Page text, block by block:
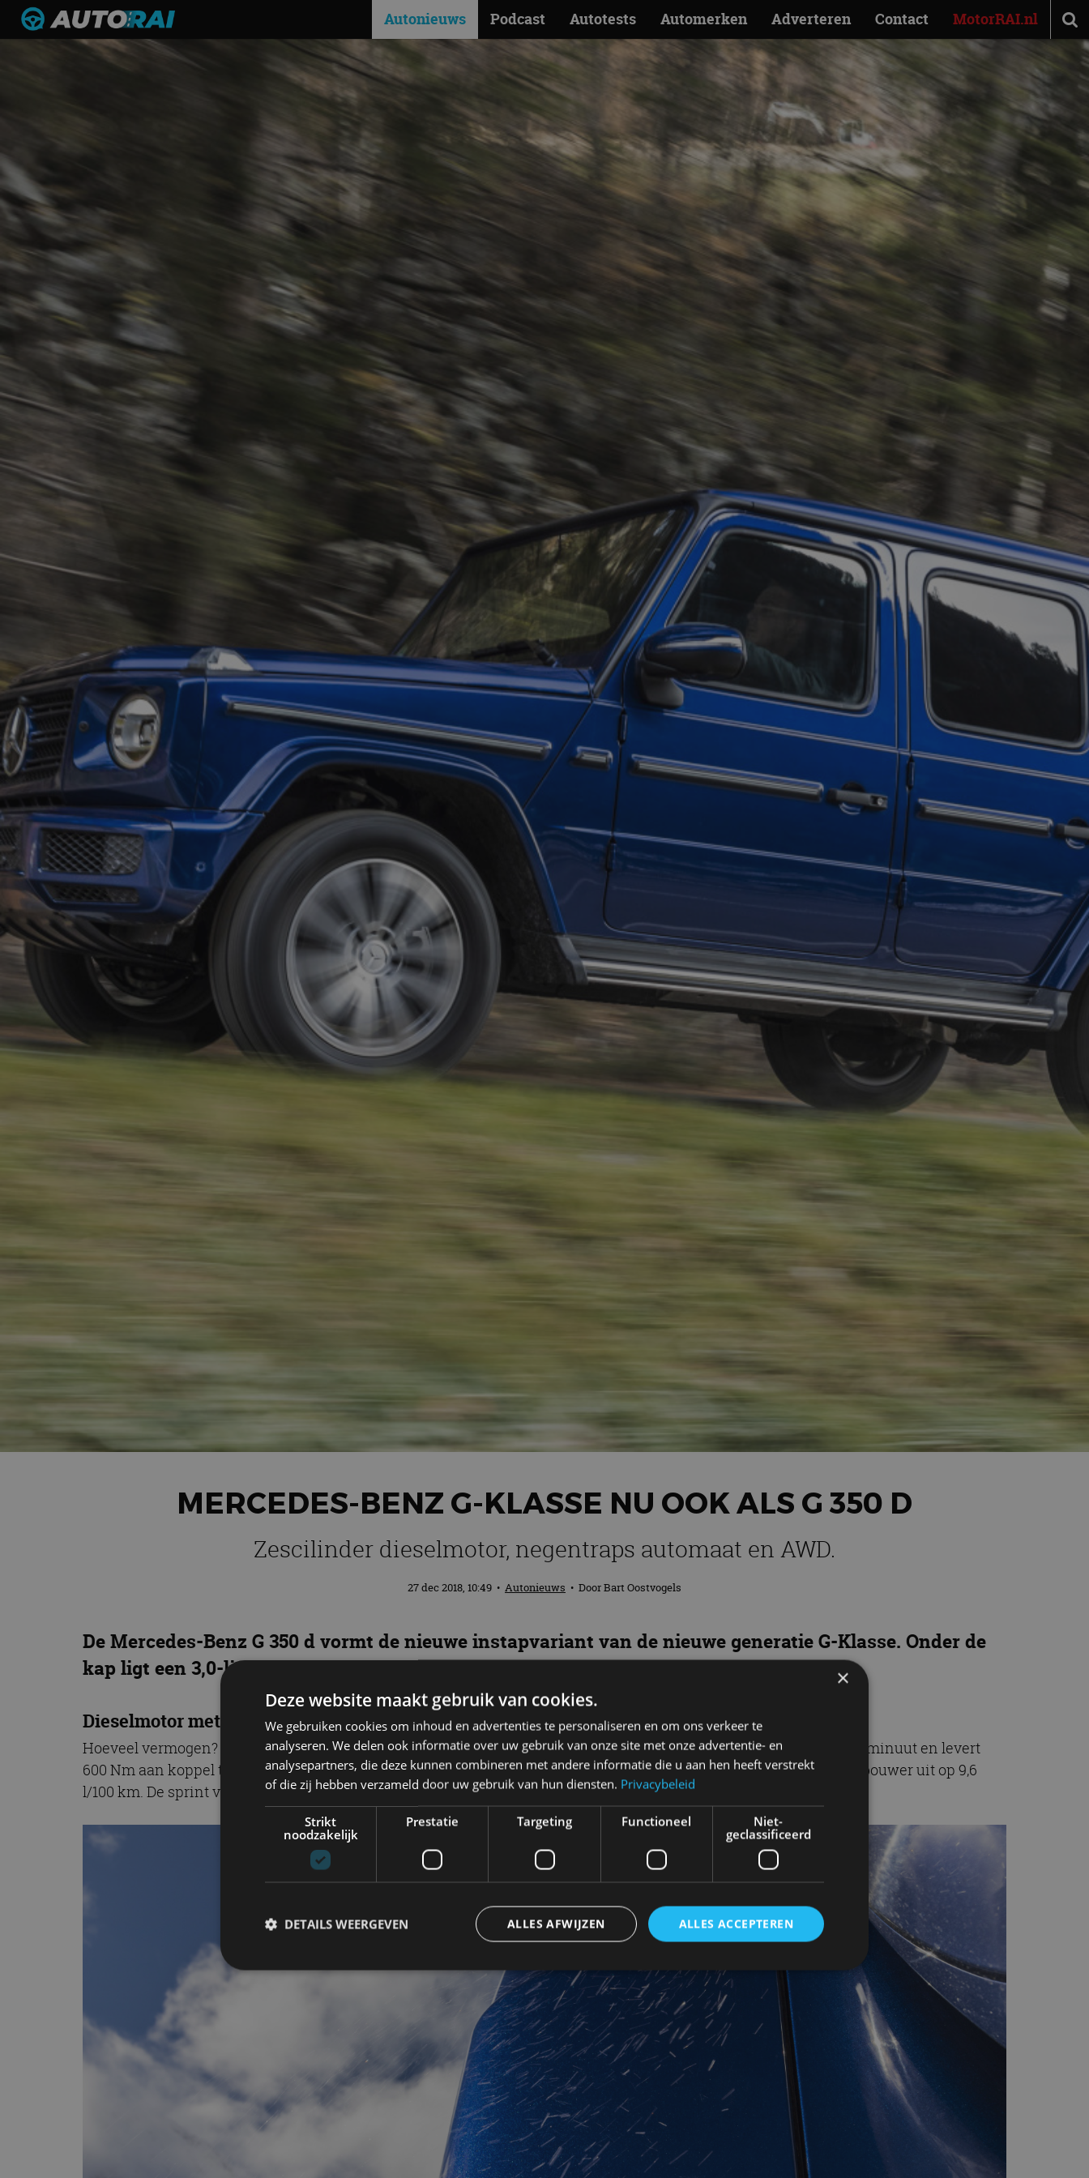
Autonieuws Podcast Autotests Automerken Adverteren Contact MotorRAI.nl
MERCEDES-BENZ G-KLASSE NU OOK ALS G 350 D
Zescilinder dieselmotor, negentraps automaat en AWD.
27 dec 2018, 10:49 • Autonieuws • DoorBart Oostvogels
De Mercedes-Benz G 350 d vormt de nieuwe instapvariant van de nieuwe generatie G-Klasse. Onder de
kap ligt een 3,0-liter zescilinder dieselmotor met de nodige power.
Dieselmotor met 286 pk
Hoeveel vermogen? Nou, de 2.925 cc grote dieselmotor produceert 286 pk (210 kW) tussen 3.400 en 4.600 toeren per minuut en levert
600 Nm aan koppel tussen 1.200 en 3.200 toeren per minuut. Het gemiddelde verbruik komt volgens de Duitse autobouwer uit op 9,6
l/100 km. De sprint van 0 naar 100 km/u duurt 7,4 seconden en de topsnelheid bedraagt 199 km/u.
×
Deze website maakt gebruik van cookies.
We gebruiken cookies om inhoud en advertenties te personaliseren en om ons verkeer te
analyseren. We delen ook informatie over uw gebruik van onze site met onze advertentie- en
analysepartners, die deze kunnen combineren met andere informatie die u aan hen heeft verstrekt
of die zij hebben verzameld door uw gebruik van hun diensten. Privacybeleid
Strikt
noodzakelijk
Prestatie Targeting Functioneel
Niet-
geclassificeerd
ALLES ACCEPTEREN
ALLES AFWIJZEN
DETAILS WEERGEVEN
Prestatie Targeting Functioneel Niet-geclassificeerd
Strikt noodzakelijke cookies maken de kernfunctionaliteiten van de website mogelijk, zoals gebruikersaanmelding en
accountbeheer. De website kan niet goed worden gebruikt zonder de strikt noodzakelijke cookies.
Aanbieder/
Domein
Vervaldatum Omschrijving
cf_clearance 1 jaar
Deze cookie wordt gebruikt door de CloudFlare-service om
vertrouwd webverkeer te identificeren en alle
beveiligingsbeperkingen op basis van het IP-adres van de bezoeker
te omzeilen. Het is essentieel voor het ondersteunen van de
veiligheid van een website functies en in het bieden van
bescherming tegen kwaadaardige bezoekers.